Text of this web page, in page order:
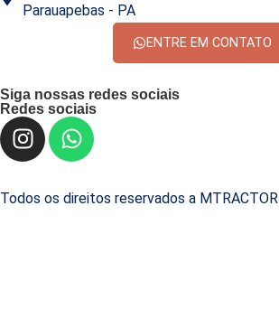
Parauapebas - PA
ENTRE EM CONTATO
Siga nossas redes sociais
Redes sociais
Todos os direitos reservados a MTRACTOR